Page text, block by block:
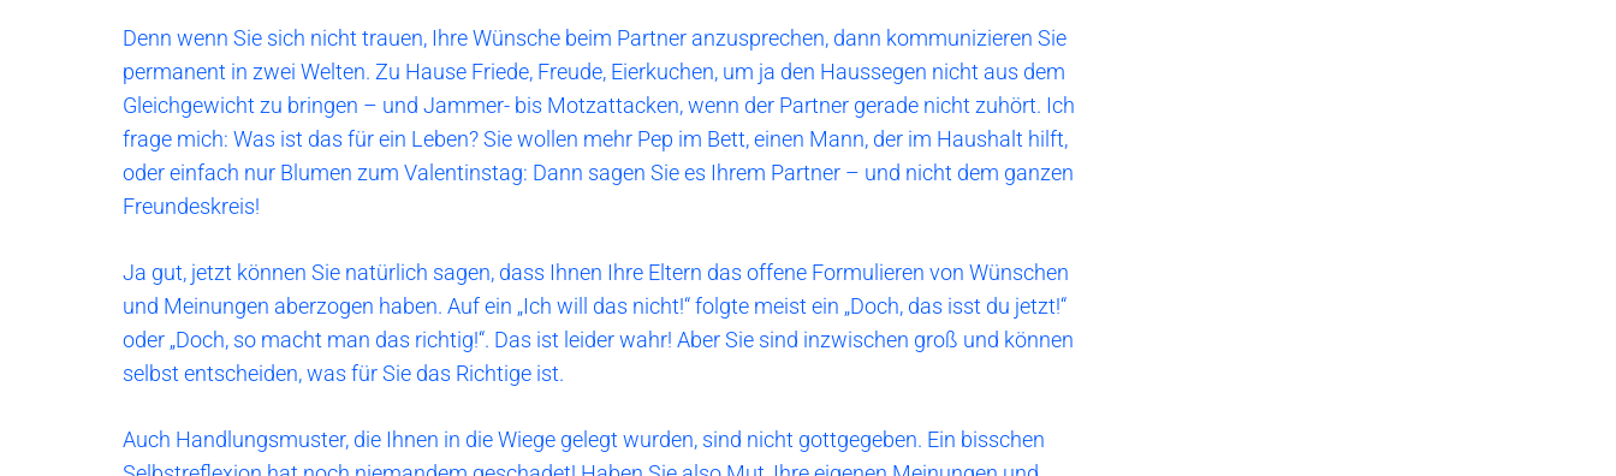
Denn wenn Sie sich nicht trauen, Ihre Wünsche beim Partner anzusprechen, dann kommunizieren Sie
permanent in zwei Welten. Zu Hause Friede, Freude, Eierkuchen, um ja den Haussegen nicht aus dem
Gleichgewicht zu bringen – und Jammer- bis Motzattacken, wenn der Partner gerade nicht zuhört. Ich
frage mich: Was ist das für ein Leben? Sie wollen mehr Pep im Bett, einen Mann, der im Haushalt hilft,
oder einfach nur Blumen zum Valentinstag: Dann sagen Sie es Ihrem Partner – und nicht dem ganzen
Freundeskreis!
Ja gut, jetzt können Sie natürlich sagen, dass Ihnen Ihre Eltern das offene Formulieren von Wünschen
und Meinungen aberzogen haben. Auf ein „Ich will das nicht!“ folgte meist ein „Doch, das isst du jetzt!“
oder „Doch, so macht man das richtig!“. Das ist leider wahr! Aber Sie sind inzwischen groß und können
selbst entscheiden, was für Sie das Richtige ist.
Auch Handlungsmuster, die Ihnen in die Wiege gelegt wurden, sind nicht gottgegeben. Ein bisschen